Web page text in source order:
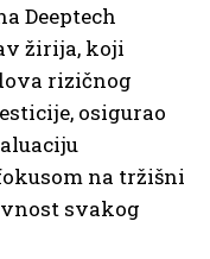
Deeptech
žirija, koji
rizičnog
osigurao
na tržišni
svakog